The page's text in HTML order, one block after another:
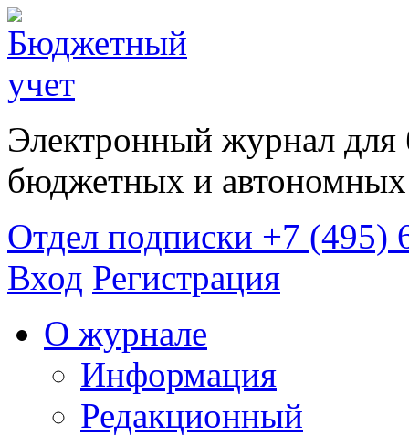
Электронный журнал для
бюджетных и
Отдел подписки +7 (495)
Вход Регистрация
О журнале
Информация
Редакционный